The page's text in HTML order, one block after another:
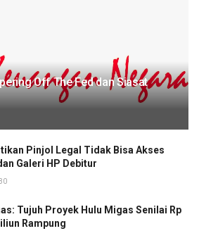
Off The Fed dan Siasat
Pinjol Legal Tidak Bisa Akses
Galeri HP Debitur
Tujuh Proyek Hulu Migas Senilai Rp
Rampung